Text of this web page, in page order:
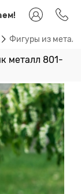
Фигуры из
металл 801-